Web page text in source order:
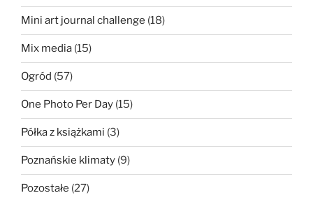
Mini art journal challenge (18)
Mix media (15)
Ogród (57)
One Photo Per Day (15)
Półka z książkami (3)
Poznańskie klimaty (9)
Pozostałe (27)